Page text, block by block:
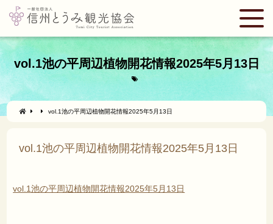
vol.1池の平周辺植物開花情報2025年5月13日
vol.1池の平周辺植物開花情報2025年5月13日
vol.1池の平周辺植物開花情報2025年5月13日
vol.1池の平周辺植物開花情報2025年5月13日